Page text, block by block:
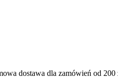
dostawa dla zamówień od 200